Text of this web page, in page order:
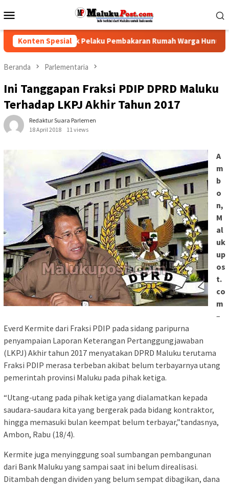
ke
Mobile
Konten Spesial
Polisi Tindak Pelaku Pembakaran Rumah Warga Hunuth
Beranda Parlementaria
Ini Tanggapan Fraksi PDIP DPRD Maluku
Terhadap LKPJ Akhir Tahun 2017
Redaktur Suara Parlemen
18 April 2018
11 views
A
m
b
o
n,
M
al
uk
up
os
t.
co
m
–
Everd Kermite dari Fraksi PDIP pada sidang paripurna
penyampaian Laporan Keterangan Pertanggungjawaban
(LKPJ) Akhir tahun 2017 menyatakan DPRD Maluku terutama
Fraksi PDIP merasa terbeban akibat belum terbayarnya utang
pemerintah provinsi Maluku pada pihak ketiga.
“Utang-utang pada pihak ketiga yang dialamatkan kepada
saudara-saudara kita yang bergerak pada bidang kontraktor,
hingga memasuki bulan keempat belum terbayar,”tandasnya,
Ambon, Rabu (18/4).
Kermite juga menyinggung soal sumbangan pembangunan
dari Bank Maluku yang sampai saat ini belum direalisasi.
Ditambah dengan dividen yang belum sempat dibagikan, dana